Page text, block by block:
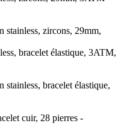
stainless, zircons, 29mm,
stainless, bracelet élastique,